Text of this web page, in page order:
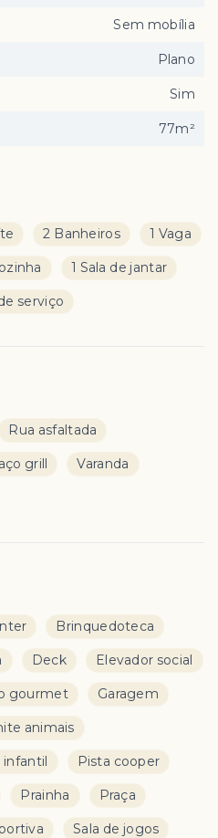
2 Banheiros 1 Vaga
1 Sala de jantar
serviço
Rua asfaltada
grill Varanda
Brinquedoteca
Deck Elevador social
gourmet Garagem
animais
infantil Pista cooper
Prainha Praça
Sala de jogos
Sem mobília
Plano
Sim
77m²